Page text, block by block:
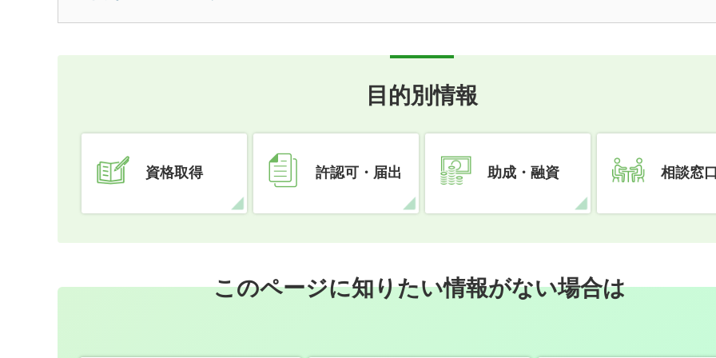
目的別情報
資格取得 許認可・届出 助成・融資 相談窓
このページに知りたい情報がない場合は